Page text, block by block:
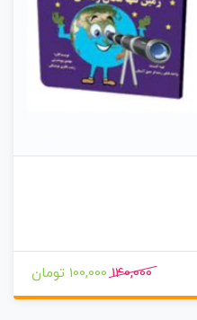
140,000 100,000 تومان